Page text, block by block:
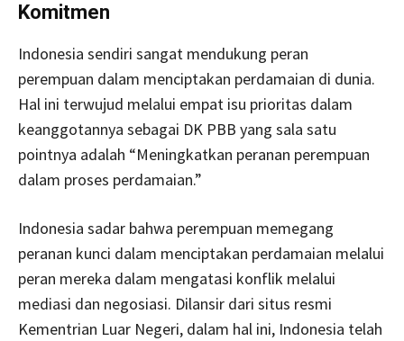
Komitmen
Indonesia sendiri sangat mendukung peran
perempuan dalam menciptakan perdamaian di dunia.
Hal ini terwujud melalui empat isu prioritas dalam
keanggotannya sebagai DK PBB yang sala satu
pointnya adalah “Meningkatkan peranan perempuan
dalam proses perdamaian.”
Indonesia sadar bahwa perempuan memegang
peranan kunci dalam menciptakan perdamaian melalui
peran mereka dalam mengatasi konflik melalui
mediasi dan negosiasi. Dilansir dari situs resmi
Kementrian Luar Negeri, dalam hal ini, Indonesia telah